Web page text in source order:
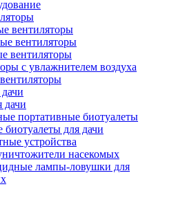
вентиляторы
вентиляторы
вентиляторы
с увлажнителем воздуха
дачи
портативные биотуалеты
для дачи
устройства
насекомых
лампы-ловушки для